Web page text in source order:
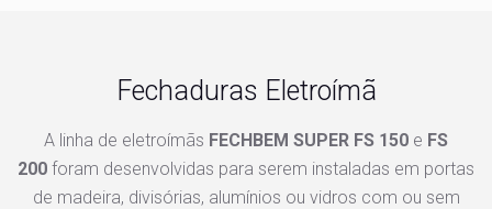
Fechaduras Eletroímã
A linha de eletroímãs FECHBEM SUPER FS 150 e FS
200 foram desenvolvidas para serem instaladas em portas
de madeira, divisórias, alumínios ou vidros com ou sem